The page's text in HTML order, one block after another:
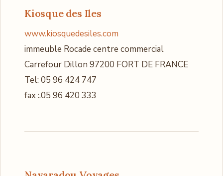
Kiosque des Iles
www.kiosquedesiles.com
immeuble Rocade centre commercial
Carrefour Dillon 97200 FORT DE FRANCE
Tel: 05 96 424 747
fax :.05 96 420 333